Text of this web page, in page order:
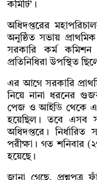
কমিটি’।
অধিদপ্তরের
অনুষ্ঠিত সভায়
সরকারি কর্ম কমিশন
প্রতিনিধিরা উপস্থিত
এর আগে সরকারি
নিয়ে নানা ধরনের
পেজ ও আইডি থেকে এ
হয়েছিল। তবে এসব
অধিদপ্তরে।
পরীক্ষা। গত শনিবার
হয়েছে।
জানা গেছে, প্রশ্নপত্র